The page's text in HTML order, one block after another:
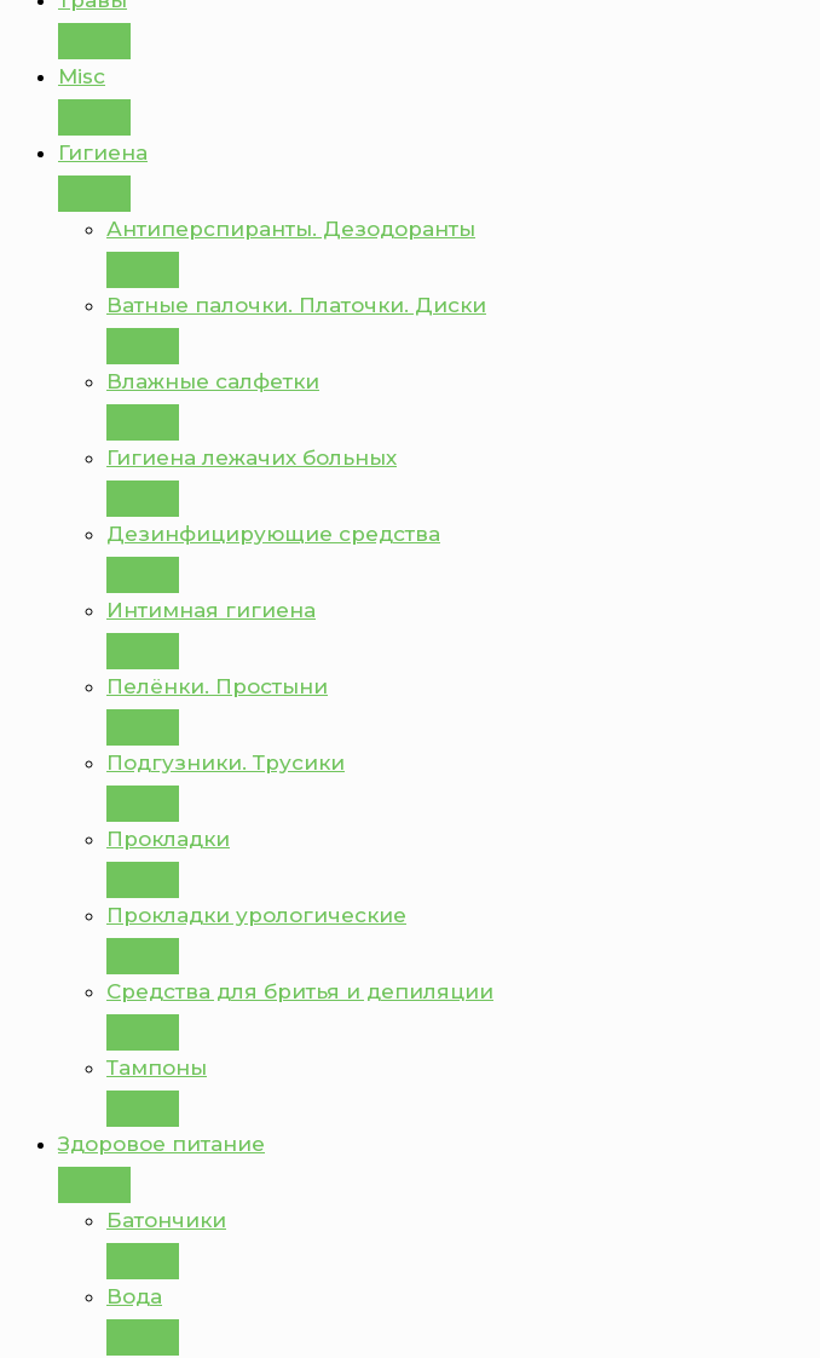
Misc
Гигиена
Антиперспиранты. Дезодоранты
Ватные палочки. Платочки. Диски
Влажные салфетки
Гигиена лежачих больных
Дезинфицирующие средства
Интимная гигиена
Пелёнки. Простыни
Подгузники. Трусики
Прокладки
Прокладки урологические
Средства для бритья и депиляции
Тампоны
Здоровое питание
Батончики
Вода